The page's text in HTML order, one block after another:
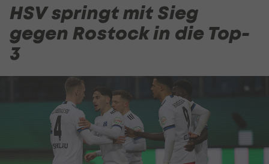
HSV springt mit Sieg
gegen Rostock in die Top-
3